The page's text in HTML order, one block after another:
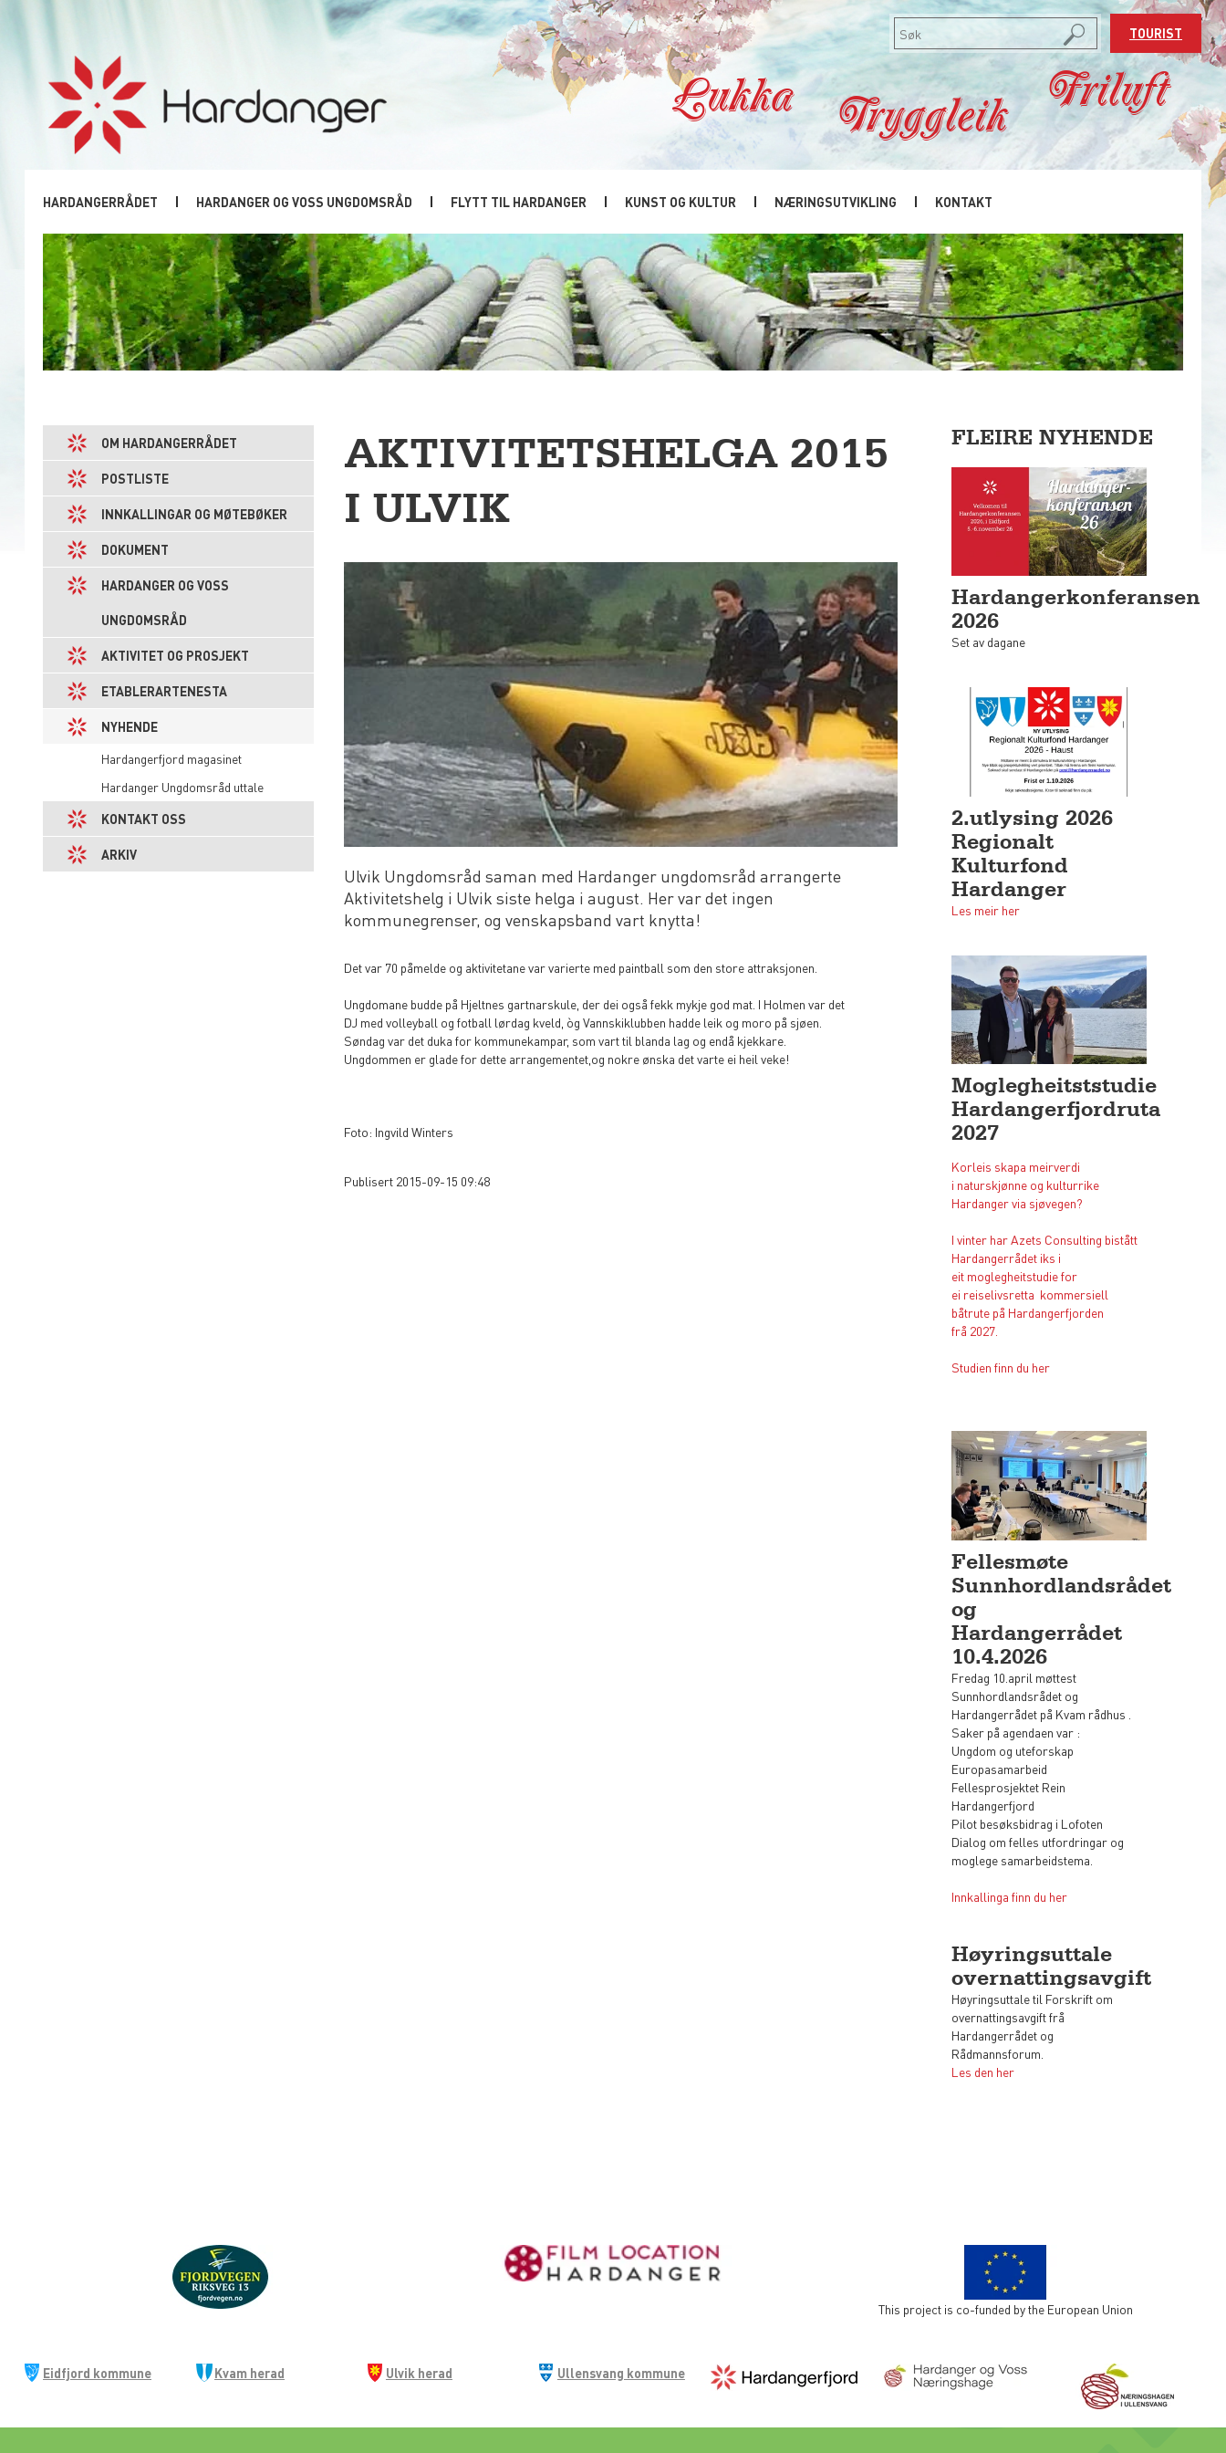
TOURIST
Friluft
Tryggleik
Lukka
HARDANGERRÅDET HARDANGER OG VOSS UNGDOMSRÅD FLYTT TIL HARDANGER KUNST OG KULTUR NÆRINGSUTVIKLING KONTAKT
OM HARDANGERRÅDET
POSTLISTE
INNKALLINGAR OG MØTEBØKER
DOKUMENT
HARDANGER OG VOSS
UNGDOMSRÅD
AKTIVITET OG PROSJEKT
ETABLERARTENESTA
NYHENDE
Hardangerfjord magasinet
Hardanger Ungdomsråd uttale
KONTAKT OSS
ARKIV
AKTIVITETSHELGA 2015
I ULVIK
Ulvik Ungdomsråd saman med Hardanger ungdomsråd arrangerte
Aktivitetshelg i Ulvik siste helga i august. Her var det ingen
kommunegrenser, og venskapsband vart knytta!
Det var 70 påmelde og aktivitetane var varierte med paintball som den store attraksjonen.
Ungdomane budde på Hjeltnes gartnarskule, der dei også fekk mykje god mat. I Holmen var det
DJ med volleyball og fotball lørdag kveld, òg Vannskiklubben hadde leik og moro på sjøen.
Søndag var det duka for kommunekampar, som vart til blanda lag og endå kjekkare.
Ungdommen er glade for dette arrangementet,og nokre ønska det varte ei heil veke!
Foto: Ingvild Winters
Publisert 2015-09-15 09:48
FLEIRE NYHENDE
Hardangerkonferansen
2026
Set av dagane
2.utlysing 2026
Regionalt
Kulturfond
Hardanger
Les meir her
Moglegheitststudie
Hardangerfjordruta
2027
Korleis skapa meirverdi
i naturskjønne og kulturrike
Hardanger via sjøvegen?
I vinter har Azets Consulting bistått
Hardangerrådet iks i
eit moglegheitstudie for
ei reiselivsretta kommersiell
båtrute på Hardangerfjorden
frå 2027.
Studien finn du her
Fellesmøte
Sunnhordlandsrådet
og
Hardangerrådet
10.4.2026
Fredag 10.april møttest
Sunnhordlandsrådet og
Hardangerrådet på Kvam rådhus .
Saker på agendaen var :
Ungdom og uteforskap
Europasamarbeid
Fellesprosjektet Rein
Hardangerfjord
Pilot besøksbidrag i Lofoten
Dialog om felles utfordringar og
moglege samarbeidstema.
Innkallinga finn du her
Høyringsuttale
overnattingsavgift
Høyringsuttale til Forskrift om
overnattingsavgift frå
Hardangerrådet og
Rådmannsforum.
Les den her
This project is co-funded by the European Union
Eidfjord kommune Kvam herad Ulvik herad Ullensvang kommune